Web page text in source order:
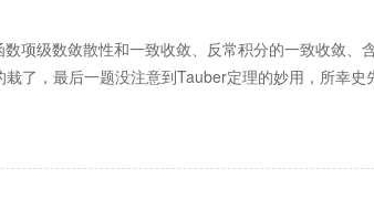
项级数敛散性和一致收敛、反常积分的一致收敛
了，最后一题没注意到Tauber定理的妙用，所幸